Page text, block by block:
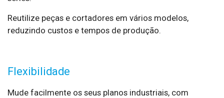
Reutilize peças e cortadores em vários modelos,
reduzindo custos e tempos de produção.
Flexibilidade
Mude facilmente os seus planos industriais, com